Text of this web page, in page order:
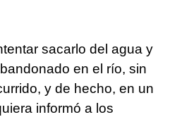
sacarlo del agua y
en el río, sin
y de hecho, en un
informó a los